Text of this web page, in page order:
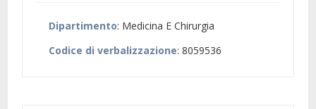
Dipartimento: Medicina E Chirurgia
Codice di verbalizzazione: 8059536